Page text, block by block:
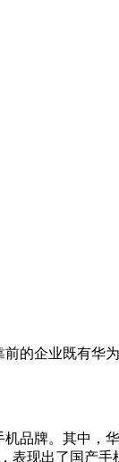
的企业既有
牌。其中，
表现出了国产手